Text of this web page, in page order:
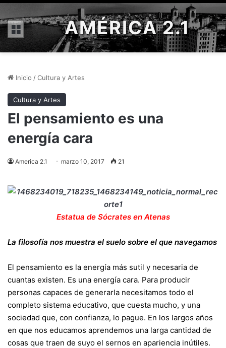
Menú AMÉRICA 2.1
Inicio /Cultura y Artes
Cultura y Artes
El pensamiento es una
energía cara
America 2.1 marzo 10, 2017 21
Estatua de Sócrates en Atenas
La filosofía nos muestra el suelo sobre el que navegamos
El pensamiento es la energía más sutil y necesaria de
cuantas existen. Es una energía cara. Para producir
personas capaces de generarla necesitamos todo el
completo sistema educativo, que cuesta mucho, y una
sociedad que, con confianza, lo pague. En los largos años
en que nos educamos aprendemos una larga cantidad de
cosas que traen de suyo el sernos en apariencia inútiles.